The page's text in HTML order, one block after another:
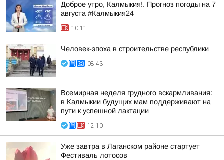
Доброе утро, Калмыкия!. Прогноз погоды на 7
августа #Калмыкия24
10:11
Человек-эпоха в строительстве республики
08:43
Всемирная неделя грудного вскармливания:
в Калмыкии будущих мам поддерживают на
пути к успешной лактации
12:10
Уже завтра в Лаганском районе стартует
Фестиваль лотосов